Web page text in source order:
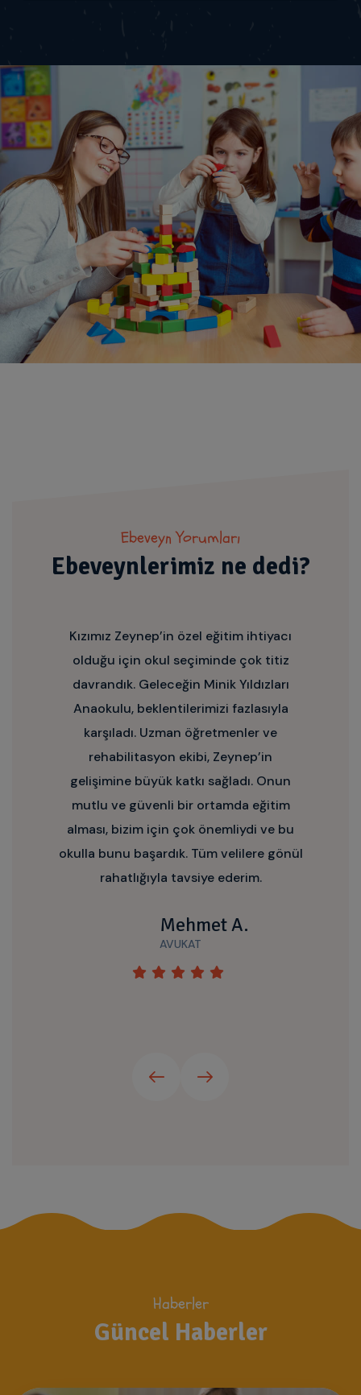
Ebeveyn Yorumları
Ebeveynlerimiz ne dedi?
Kızımız Zeynep’in özel eğitim ihtiyacı
olduğu için okul seçiminde çok titiz
davrandık. Geleceğin Minik Yıldızları
Anaokulu, beklentilerimizi fazlasıyla
karşıladı. Uzman öğretmenler ve
rehabilitasyon ekibi, Zeynep’in
gelişimine büyük katkı sağladı. Onun
mutlu ve güvenli bir ortamda eğitim
alması, bizim için çok önemliydi ve bu
okulla bunu başardık. Tüm velilere gönül
rahatlığıyla tavsiye ederim.
Mehmet A.
AVUKAT
Haberler
Güncel Haberler